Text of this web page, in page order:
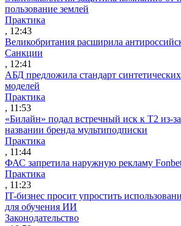
пользование землей
Практика
, 12:43
Великобритания расширила
Санкции
, 12:41
АБД предложила стандарт
моделей
Практика
, 11:53
«Билайн» подал встречный иск к Т2 из-
названии бренда мультиподписки
Практика
, 11:44
ФАС запретила наружную рекламу
Практика
, 11:23
IT-бизнес просит упростить
для обучения ИИ
Законодательство